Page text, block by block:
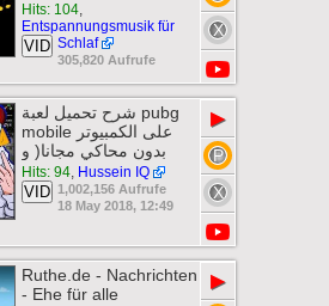
Hits: 104,
Entspannungsmusik für
Schlaf
VID
305,820 Aufrufe
شرح تحميل لعبة pubg
mobile على الكمبيوتر
بدون محاكي مجانا( و
Hits: 94, Hussein IQ
VID 1,002,156 Aufrufe
18 May 2018, 12:49
▶
Ruthe.de - Nachrichten
- Ehe für alle
▶